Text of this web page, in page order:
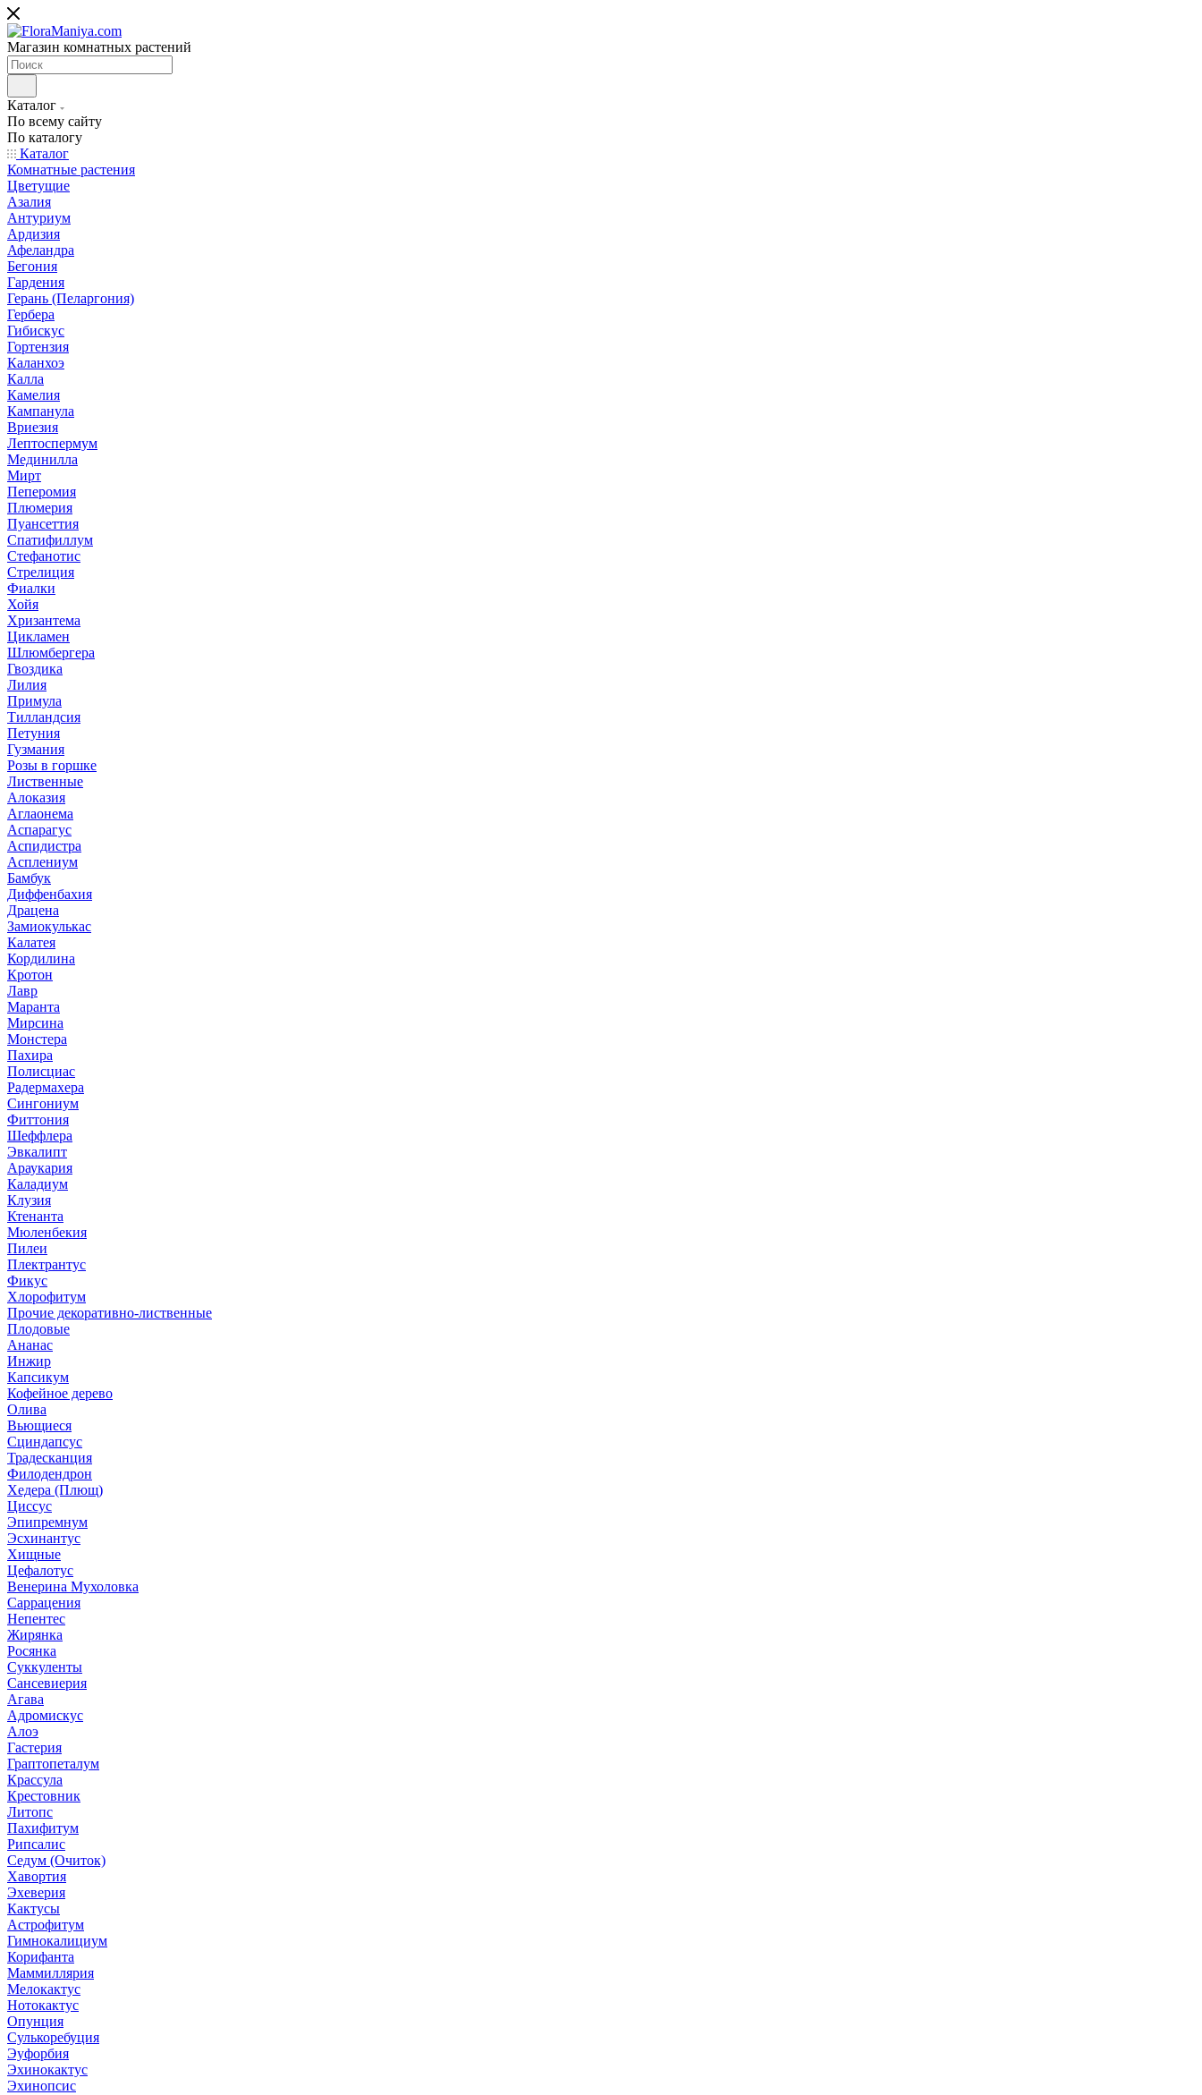
Магазин комнатных растений
Каталог
По всему сайту
По каталогу
Каталог
Комнатные растения
Цветущие
Азалия
Антуриум
Ардизия
Афеландра
Бегония
Гардения
Герань (Пеларгония)
Гербера
Гибискус
Гортензия
Каланхоэ
Калла
Камелия
Кампанула
Вриезия
Лептоспермум
Мединилла
Мирт
Пеперомия
Плюмерия
Пуансеттия
Спатифиллум
Стефанотис
Стрелиция
Фиалки
Хойя
Хризантема
Цикламен
Шлюмбергера
Гвоздика
Лилия
Примула
Тилландсия
Петуния
Гузмания
Розы в горшке
Лиственные
Алоказия
Аглаонема
Аспарагус
Аспидистра
Асплениум
Бамбук
Диффенбахия
Драцена
Замиокулькас
Калатея
Кордилина
Кротон
Лавр
Маранта
Мирсина
Монстера
Пахира
Полисциас
Радермахера
Сингониум
Фиттония
Шеффлера
Эвкалипт
Араукария
Каладиум
Клузия
Ктенанта
Мюленбекия
Пилеи
Плектрантус
Фикус
Хлорофитум
Прочие декоративно-лиственные
Плодовые
Ананас
Инжир
Капсикум
Кофейное дерево
Олива
Вьющиеся
Сциндапсус
Традесканция
Филодендрон
Хедера (Плющ)
Циссус
Эпипремнум
Эсхинантус
Хищные
Цефалотус
Венерина Мухоловка
Саррацения
Непентес
Жирянка
Росянка
Суккуленты
Сансевиерия
Агава
Адромискус
Алоэ
Гастерия
Граптопеталум
Крассула
Крестовник
Литопс
Пахифитум
Рипсалис
Седум (Очиток)
Хавортия
Эхеверия
Кактусы
Астрофитум
Гимнокалициум
Корифанта
Маммиллярия
Мелокактус
Нотокактус
Опунция
Сулькоребуция
Эуфорбия
Эхинокактус
Эхинопсис